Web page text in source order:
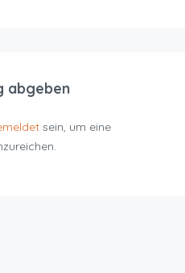
abgeben
sein, um eine